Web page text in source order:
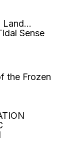
Land…
Sense
the Frozen